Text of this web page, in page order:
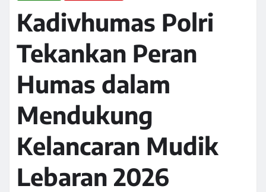
Kadivhumas Polri
Tekankan Peran
Humas dalam
Mendukung
Kelancaran Mudik
Lebaran 2026